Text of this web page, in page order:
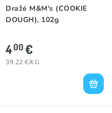
Dražė M&M's (COOKIE
DOUGH), 102g
400€
39.22 €/KG